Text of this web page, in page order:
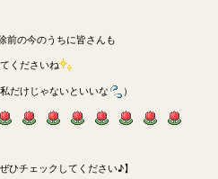
前の今のうちに皆さんも
くださいね
だけじゃないといいな
）
ひチェックしてください♪】